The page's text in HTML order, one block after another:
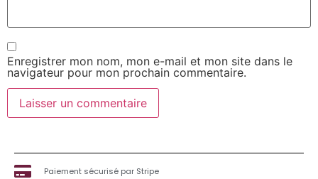
Enregistrer mon nom, mon e-mail et mon site dans le
navigateur pour mon prochain commentaire.
Paiement sécurisé par Stripe